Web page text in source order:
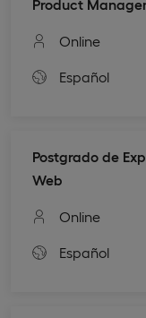
Product
Online
Español
Postgrado de
Web
Online
Español